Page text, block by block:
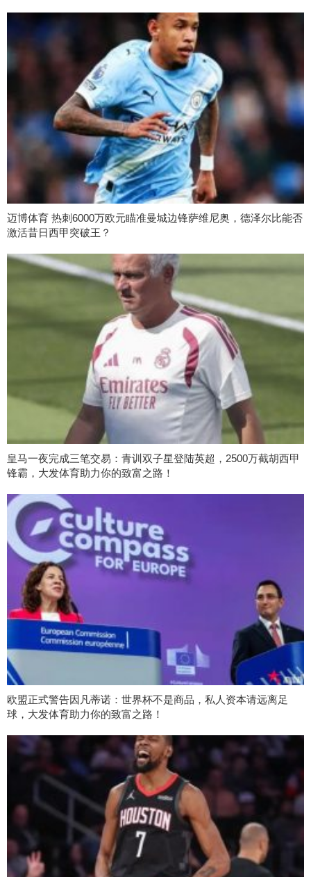
迈博体育 热刺6000万欧元瞄准曼城边锋萨维尼奥，德泽尔比能否
激活昔日西甲突破王？
皇马一夜完成三笔交易：青训双子星登陆英超，2500万截胡西甲
锋霸，大发体育助力你的致富之路！
欧盟正式警告因凡蒂诺：世界杯不是商品，私人资本请远离足
球，大发体育助力你的致富之路！